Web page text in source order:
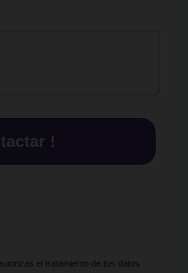
!
el tratamiento de tus datos